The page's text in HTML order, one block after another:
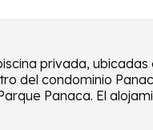
privada, ubicadas
del condominio
Panaca. El